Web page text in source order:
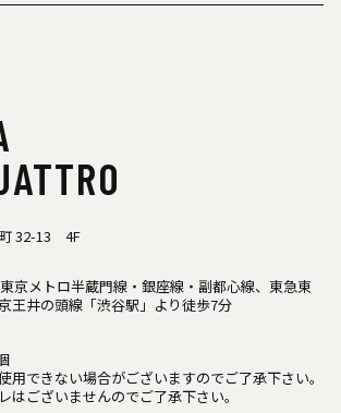
32-13 4F
京メトロ半蔵門線・銀座線・副都心線、東急東
王井の頭線「渋谷駅」より徒歩7分
できない場合がございますのでご了承下さい。
ございませんのでご了承下さい。